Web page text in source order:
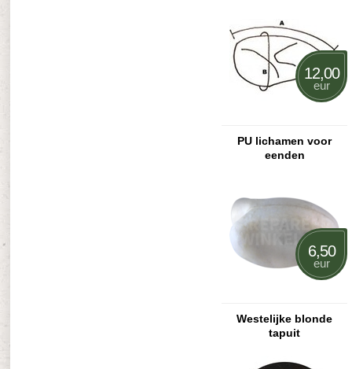
12,00
eur
PU lichamen voor
eenden
6,50
eur
Westelijke blonde
tapuit